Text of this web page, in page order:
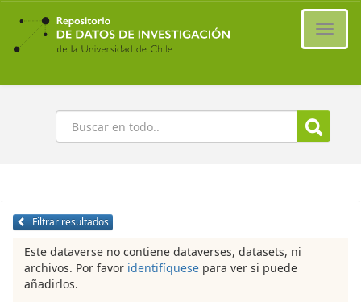
Ir
contenido
principal
Buscar
Filtrar resultados
Este dataverse no contiene dataverses, datasets, ni
archivos. Por favor identifíquese para ver si puede
añadirlos.